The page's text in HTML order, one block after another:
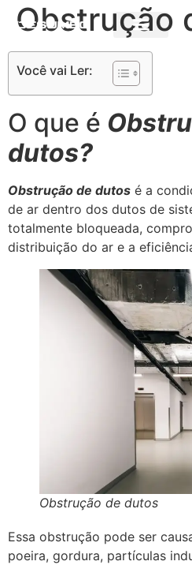
Obstrução
Você vai Ler:
O que é
dutos?
Obstrução de dutos é a
de ar dentro dos dutos de
totalmente bloqueada,
distribuição do ar e a
Obstrução de dutos
Essa obstrução pode ser
poeira, gordura, partículas